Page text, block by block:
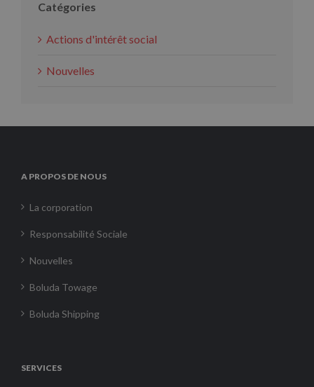
Catégories
Actions d'intérêt social
Nouvelles
A PROPOS DE NOUS
La corporation
Responsabilité Sociale
Nouvelles
Boluda Towage
Boluda Shipping
SERVICES